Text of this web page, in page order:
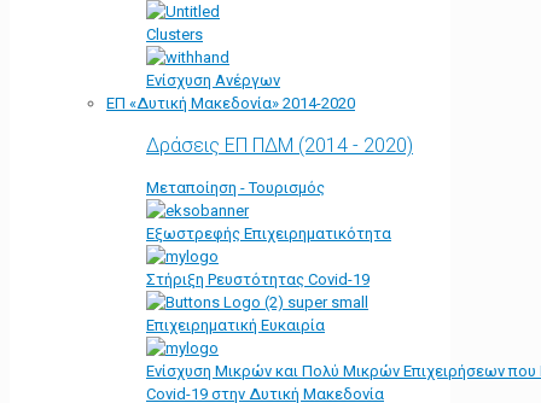
Clusters
Ενίσχυση Ανέργων
ΕΠ «Δυτική Μακεδονία» 2014-2020
Δράσεις ΕΠ ΠΔΜ (2014 - 2020)
Μεταποίηση - Τουρισμός
Εξωστρεφής Επιχειρηματικότητα
Στήριξη Ρευστότητας Covid-19
Επιχειρηματική Ευκαιρία
Ενίσχυση Μικρών και Πολύ Μικρών Επιχειρήσεων
Covid-19 στην Δυτική Μακεδονία